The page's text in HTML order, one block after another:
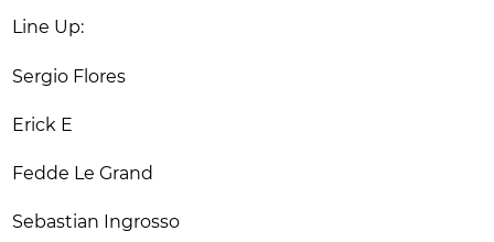
Line Up:
Sergio Flores
Erick E
Fedde Le Grand
Sebastian Ingrosso